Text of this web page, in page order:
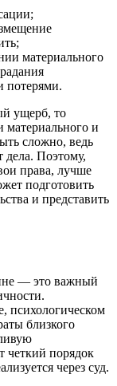
материального
потерями.
ущерб, то
материального и
сложно, ведь
дела. Поэтому,
права, лучше
подготовить
и представить
— это важный
психологическом
близкого
четкий порядок
через суд.